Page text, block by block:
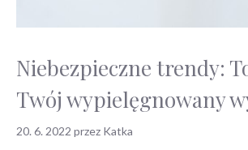
Niebezpieczne trendy:
Twój wypielęgnowany
20. 6. 2022 przez Katka